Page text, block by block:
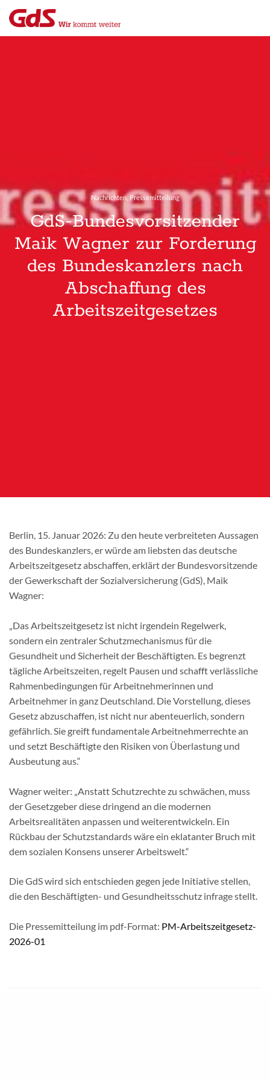
Nachrichten,Pressemitteilung
GdS-Bundesvorsitzender
Maik Wagner zur Forderung
des Bundeskanzlers nach
Abschaffung des
Arbeitszeitgesetzes
Berlin, 15. Januar 2026: Zu den heute verbreiteten Aussagen
des Bundeskanzlers, er würde am liebsten das deutsche
Arbeitszeitgesetz abschaffen, erklärt der Bundesvorsitzende
der Gewerkschaft der Sozialversicherung (GdS), Maik
Wagner:
„Das Arbeitszeitgesetz ist nicht irgendein Regelwerk,
sondern ein zentraler Schutzmechanismus für die
Gesundheit und Sicherheit der Beschäftigten. Es begrenzt
tägliche Arbeitszeiten, regelt Pausen und schafft verlässliche
Rahmenbedingungen für Arbeitnehmerinnen und
Arbeitnehmer in ganz Deutschland. Die Vorstellung, dieses
Gesetz abzuschaffen, ist nicht nur abenteuerlich, sondern
gefährlich. Sie greift fundamentale Arbeitnehmerrechte an
und setzt Beschäftigte den Risiken von Überlastung und
Ausbeutung aus.“
Wagner weiter: „Anstatt Schutzrechte zu schwächen, muss
der Gesetzgeber diese dringend an die modernen
Arbeitsrealitäten anpassen und weiterentwickeln. Ein
Rückbau der Schutzstandards wäre ein eklatanter Bruch mit
dem sozialen Konsens unserer Arbeitswelt.“
Die GdS wird sich entschieden gegen jede Initiative stellen,
die den Beschäftigten- und Gesundheitsschutz infrage stellt.
Die Pressemitteilung im pdf-Format: PM-Arbeitszeitgesetz-
2026-01